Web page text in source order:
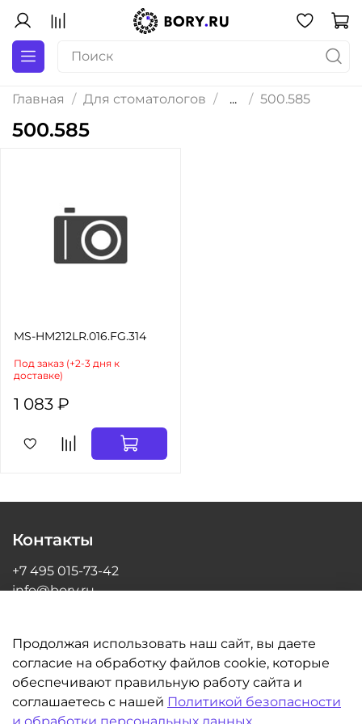
Главная Для стоматологов ... 500.585
500.585
MS-HM212LR.016.FG.314
Под заказ (+2-3 дня к
доставке)
1 083 ₽
Информация
Контакты
+7 495 015-73-42
info@bory.ru
Продолжая использовать наш сайт, вы даете
согласие на обработку файлов cookie, которые
обеспечивают правильную работу сайта и
соглашаетесь с нашей Политикой безопасности